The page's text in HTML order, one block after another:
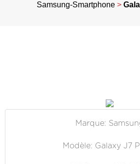
Samsung-Smartphone>
Marque:
Modèle: Galaxy J7